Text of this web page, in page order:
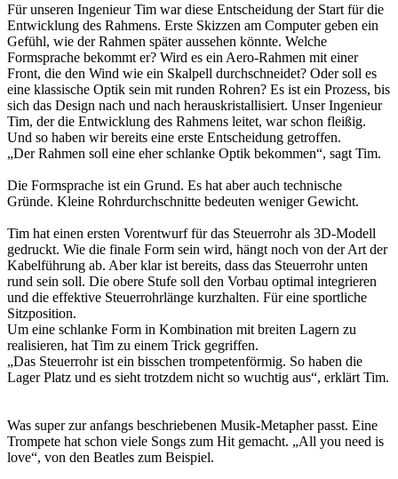
Für unseren Ingenieur Tim war diese Entscheidung der Start für die
Entwicklung des Rahmens. Erste Skizzen am Computer geben ein
Gefühl, wie der Rahmen später aussehen könnte. Welche
Formsprache bekommt er? Wird es ein Aero-Rahmen mit einer
Front, die den Wind wie ein Skalpell durchschneidet? Oder soll es
eine klassische Optik sein mit runden Rohren? Es ist ein Prozess, bis
sich das Design nach und nach herauskristallisiert. Unser Ingenieur
Tim, der die Entwicklung des Rahmens leitet, war schon fleißig.
Und so haben wir bereits eine erste Entscheidung getroffen.
„Der Rahmen soll eine eher schlanke Optik bekommen“, sagt Tim.
Die Formsprache ist ein Grund. Es hat aber auch technische
Gründe. Kleine Rohrdurchschnitte bedeuten weniger Gewicht.
Tim hat einen ersten Vorentwurf für das Steuerrohr als 3D-Modell
gedruckt. Wie die finale Form sein wird, hängt noch von der Art der
Kabelführung ab. Aber klar ist bereits, dass das Steuerrohr unten
rund sein soll. Die obere Stufe soll den Vorbau optimal integrieren
und die effektive Steuerrohrlänge kurzhalten. Für eine sportliche
Sitzposition.
Um eine schlanke Form in Kombination mit breiten Lagern zu
realisieren, hat Tim zu einem Trick gegriffen.
„Das Steuerrohr ist ein bisschen trompetenförmig. So haben die
Lager Platz und es sieht trotzdem nicht so wuchtig aus“, erklärt Tim.
Was super zur anfangs beschriebenen Musik-Metapher passt. Eine
Trompete hat schon viele Songs zum Hit gemacht. „All you need is
love“, von den Beatles zum Beispiel.